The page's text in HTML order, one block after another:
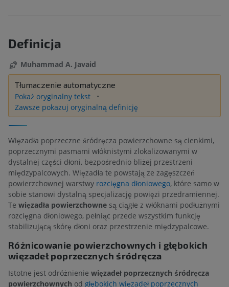
Definicja
Muhammad A. Javaid
Tłumaczenie automatyczne
Pokaż oryginalny tekst
Zawsze pokazuj oryginalną definicję
Więzadła poprzeczne śródręcza powierzchowne są cienkimi,
poprzecznymi pasmami włóknistymi zlokalizowanymi w
dystalnej części dłoni, bezpośrednio bliżej przestrzeni
międzypalcowych. Więzadła te powstają ze zagęszczeń
powierzchownej warstwy rozcięgna dłoniowego, które samo w
sobie stanowi dystalną specjalizację powięzi przedramiennej.
Te więzadła powierzchowne są ciągłe z włóknami podłużnymi
rozcięgna dłoniowego, pełniąc przede wszystkim funkcję
stabilizującą skórę dłoni oraz przestrzenie międzypalcowe.
Różnicowanie powierzchownych i głębokich
więzadeł poprzecznych śródręcza
Istotne jest odróżnienie więzadeł poprzecznych śródręcza
powierzchownych od głębokich więzadeł poprzecznych